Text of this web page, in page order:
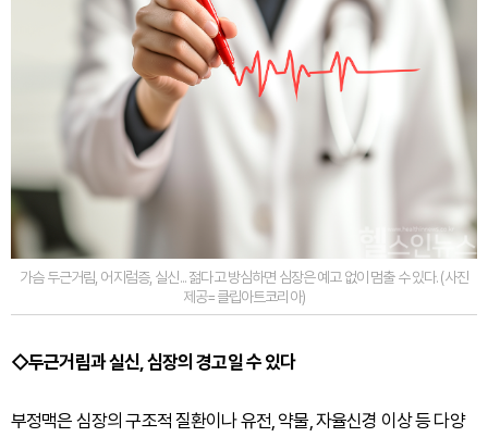
가슴 두근거림, 어지럼증, 실신... 젊다고 방심하면 심장은 예고 없이 멈출 수 있다. (사진
제공=클립아트코리아)
◇두근거림과 실신, 심장의 경고일 수 있다
부정맥은 심장의 구조적 질환이나 유전, 약물, 자율신경 이상 등 다양